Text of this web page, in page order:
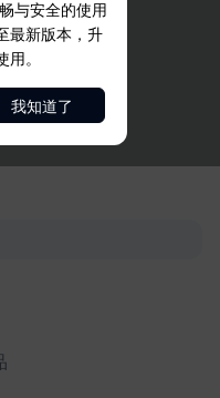
与安全的使用
最新版本，升
。
我知道了